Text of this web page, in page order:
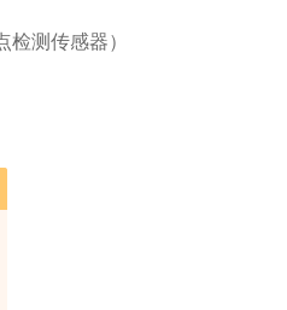
测传感器）